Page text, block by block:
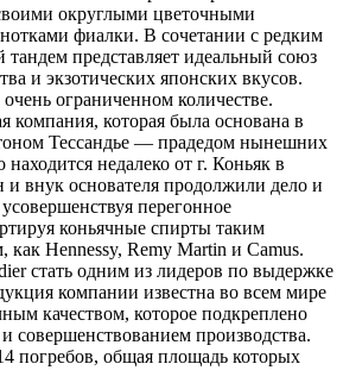
округлыми цветочными
фиалки. В сочетании с редким
тандем представляет идеальный союз
и экзотических японских вкусов.
ограниченном количестве.
компания, которая была основана в
Тессандье — прадедом нынешних
находится недалеко от г. Коньяк в
внук основателя продолжили дело и
перегонное
коньячные спирты таким
Hennessy, Remy Martin и Camus.
стать одним из лидеров по выдержке
компании известна во всем мире
качеством, которое подкреплено
совершенствованием производства.
погребов, общая площадь которых